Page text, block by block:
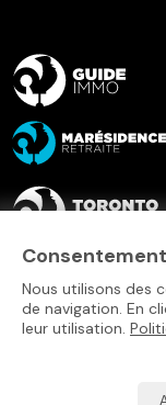
Nous utilisons des
de navigation. En
leur utilisation.